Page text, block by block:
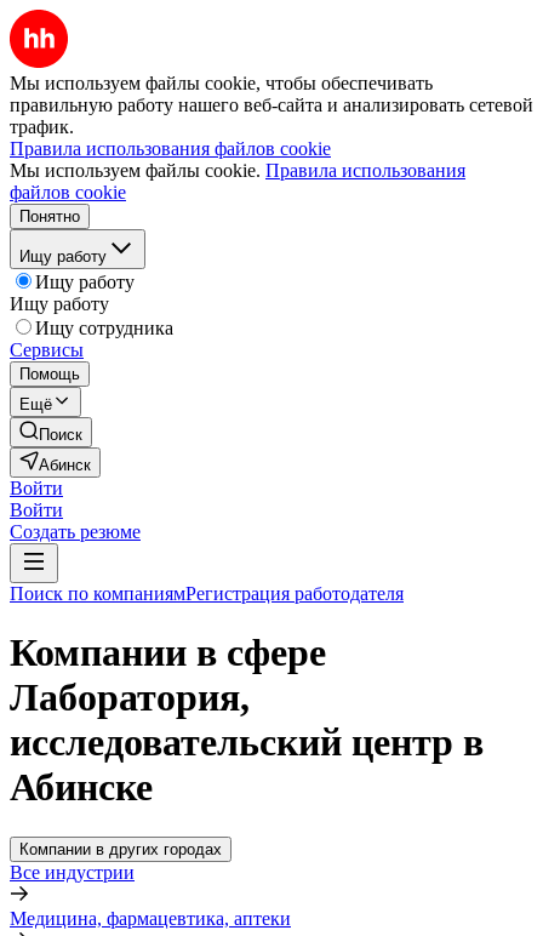
Мы используем файлы cookie, чтобы обеспечивать
правильную работу нашего веб-сайта и анализировать сетевой
трафик.
Правила использования файлов cookie
Мы используем файлы cookie. Правила использования
файлов cookie
Понятно
Ищу работу
Ищу работу
Ищу работу
Ищу сотрудника
Сервисы
Помощь
Ещё
Поиск
Абинск
Войти
Войти
Создать резюме
Поиск по компаниямРегистрация работодателя
Компании в сфере
Лаборатория,
исследовательский центр в
Абинске
Компании в других городах
Все индустрии
Медицина, фармацевтика, аптеки